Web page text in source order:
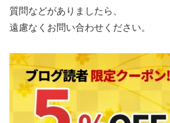
質問などがありましたら、
遠慮なくお問い合わせください。